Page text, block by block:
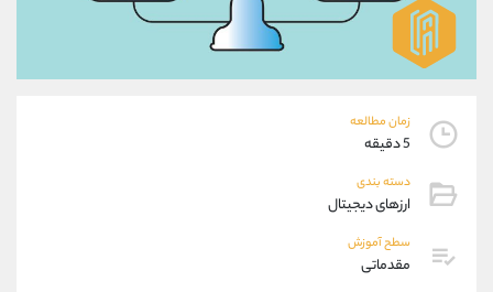
زمان مطالعه
5 دقیقه
دسته بندی
ارزهای دیجیتال
سطح آموزش
مقدماتی
09927779040
واتساپ
تلگرام
پشتیبان فروش
موبایل
واتساپ
داخلی